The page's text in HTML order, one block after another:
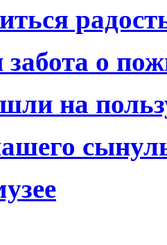
забота о
на